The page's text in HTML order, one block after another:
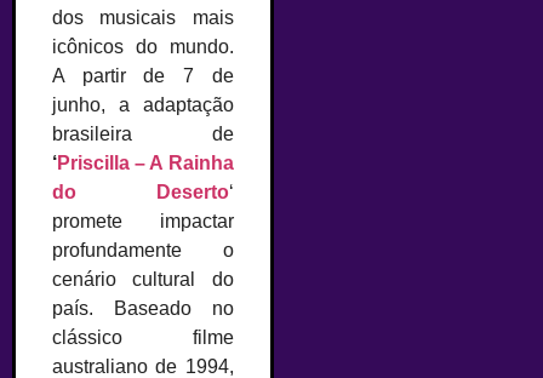
dos musicais mais
icônicos do mundo.
A partir de 7 de
junho, a adaptação
brasileira de
‘Priscilla – A Rainha
do Deserto‘
promete impactar
profundamente o
cenário cultural do
país. Baseado no
clássico filme
australiano de 1994,